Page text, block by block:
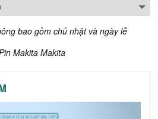
bao gồm chủ nhật và ngày lễ
Makita Makita